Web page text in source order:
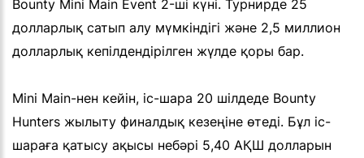
Bounty Mini Main Event 2-ші күні. Турнирде 25
долларлық сатып алу мүмкіндігі және 2,5 миллион
долларлық кепілдендірілген жүлде қоры бар.
Mini Main-нен кейін, іс-шара 20 шілдеде Bounty
Hunters жылыту финалдық кезеңіне өтеді. Бұл іс-
шараға қатысу ақысы небәрі 5,40 АҚШ долларын